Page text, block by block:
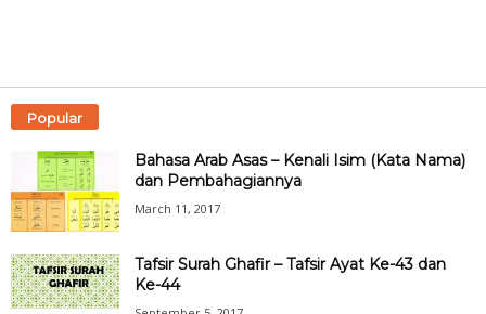
Popular
Bahasa Arab Asas – Kenali Isim (Kata Nama)
dan Pembahagiannya
March 11, 2017
Tafsir Surah Ghafir – Tafsir Ayat Ke-43 dan
Ke-44